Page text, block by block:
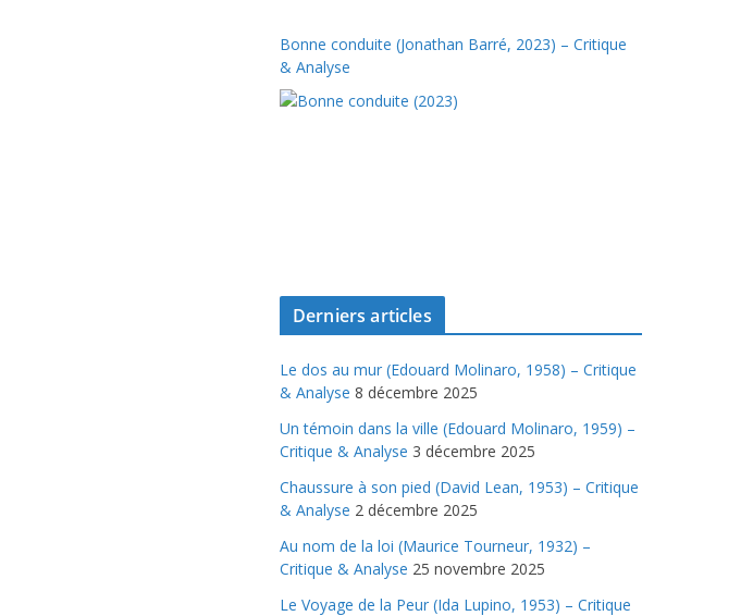
Bonne conduite (Jonathan Barré, 2023) – Critique
& Analyse
Derniers articles
Le dos au mur (Edouard Molinaro, 1958) – Critique
& Analyse 8 décembre 2025
Un témoin dans la ville (Edouard Molinaro, 1959) –
Critique & Analyse 3 décembre 2025
Chaussure à son pied (David Lean, 1953) – Critique
& Analyse 2 décembre 2025
Au nom de la loi (Maurice Tourneur, 1932) –
Critique & Analyse 25 novembre 2025
Le Voyage de la Peur (Ida Lupino, 1953) – Critique